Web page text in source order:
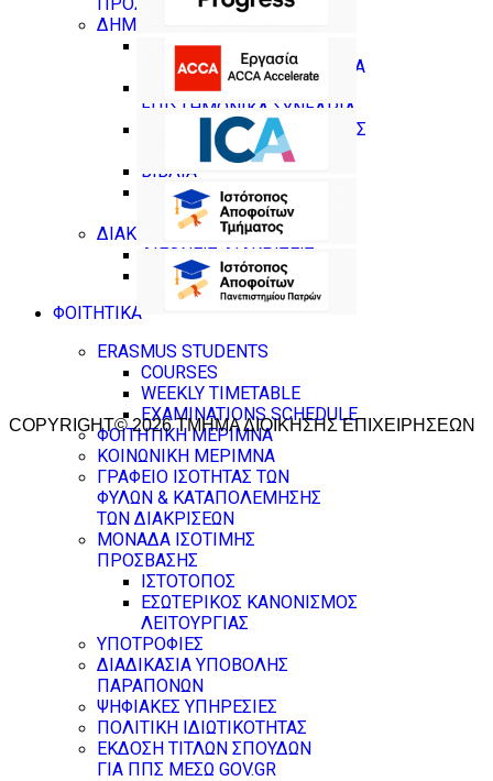
ΔΗΜΟΣΙΕΥΣΕΙΣ
ΔΗΜΟΣΙΕΥΣΕΙΣ ΣΕ
ΕΠΙΣΤΗΜΟΝΙΚΑ ΠΕΡΙΟΔΙΚΑ
ΔΗΜΟΣΙΕΥΣΕΙΣ ΣΕ
ΕΠΙΣΤΗΜΟΝΙΚΑ ΣΥΝΕΔΡΙΑ
ΚΕΦΑΛΑΙΑ ΣΕ ΣΥΛΛΟΓΙΚΟΥΣ
ΒΙΒΛΙΑ
ΕΠΙΜΕΛΕΙΕΣ (ΒΙΒΛΙΑ ,
ΣΥΛΛΟΓΙΚΟΙ ΤΟΜΟΙ)
ΔΙΑΚΡΙΣΕΙΣ
ΔΙΕΘΝΕΙΣ ΔΙΑΚΡΙΣΕΙΣ
ΣΕ ΕΘΝΙΚΟ ΕΠΙΠΕΔΟ
ΦΟΙΤΗΤΙΚΑ
ERASMUS STUDENTS
COURSES
WEEKLY TIMETABLE
EXAMINATIONS SCHEDULE
ΦΟΙΤΗΤΙΚΗ ΜΕΡΙΜΝΑ
ΚΟΙΝΩΝΙΚΗ ΜΕΡΙΜΝΑ
ΓΡΑΦΕΙΟ ΙΣΟΤΗΤΑΣ ΤΩΝ
ΦΥΛΩΝ & ΚΑΤΑΠΟΛΕΜΗΣΗΣ
ΤΩΝ ΔΙΑΚΡΙΣΕΩΝ
ΜΟΝΑΔΑ ΙΣΟΤΙΜΗΣ
ΠΡΟΣΒΑΣΗΣ
ΙΣΤΟΤΟΠΟΣ
ΕΣΩΤΕΡΙΚΟΣ ΚΑΝΟΝΙΣΜΟΣ
ΛΕΙΤΟΥΡΓΙΑΣ
ΥΠΟΤΡΟΦΙΕΣ
ΔΙΑΔΙΚΑΣΙΑ ΥΠΟΒΟΛΗΣ
ΠΑΡΑΠΟΝΩΝ
ΨΗΦΙΑΚΕΣ ΥΠΗΡΕΣΙΕΣ
ΠΟΛΙΤΙΚΗ ΙΔΙΩΤΙΚΟΤΗΤΑΣ
ΕΚΔΟΣΗ ΤΙΤΛΩΝ ΣΠΟΥΔΩΝ
ΓΙΑ ΠΠΣ ΜΕΣΩ GOV.GR
COPYRIGHT© 2026 ΤΜΗΜΑ ΔΙΟΙΚΗΣΗΣ ΕΠΙΧΕΙΡΗΣΕΩΝ